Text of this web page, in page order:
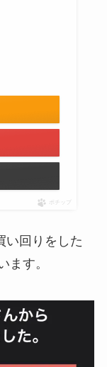
ポチップ
い回りをした
ます。